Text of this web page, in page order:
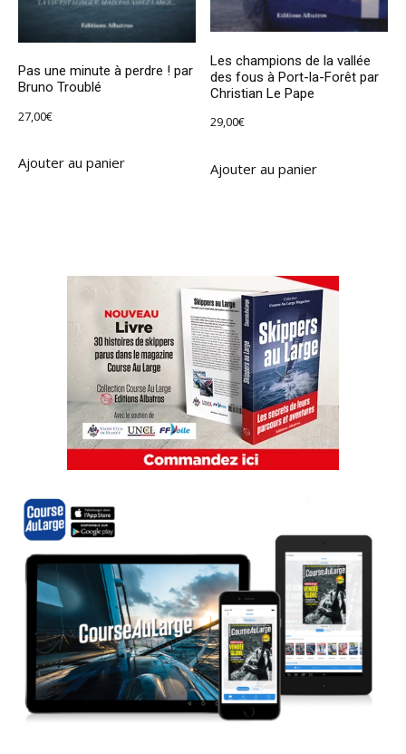
Pas une minute à perdre ! par
Bruno Troublé
27,00€
Ajouter au panier
Les champions de la vallée
des fous à Port-la-Forêt par
Christian Le Pape
29,00€
Ajouter au panier